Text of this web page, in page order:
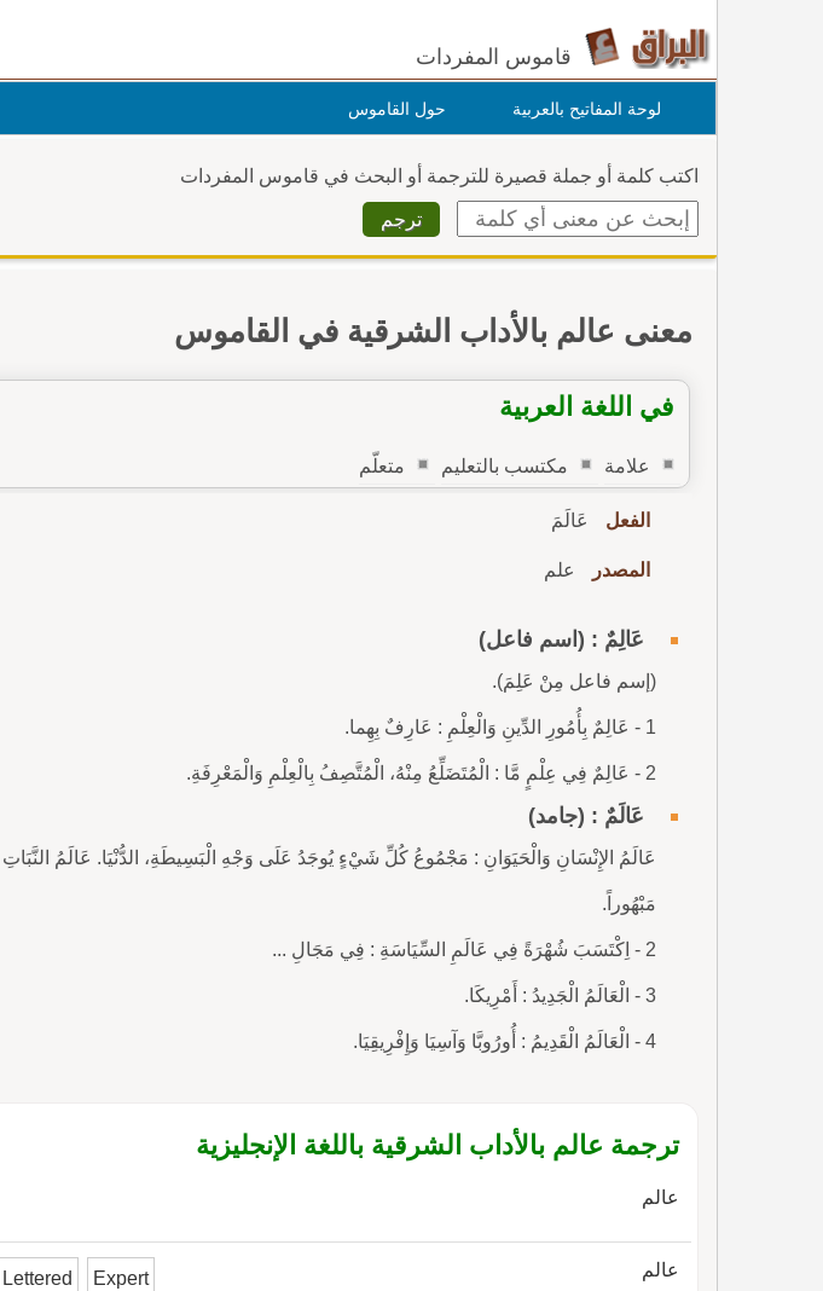
قاموس المفردات
لوحة المفاتيح بالعربية حول القاموس
اكتب كلمة أو جملة قصيرة للترجمة أو البحث في قاموس المفردات
معنى عالم بالأداب الشرقية في القاموس
في اللغة العربية
علامة مكتسب بالتعليم متعلّم
الفعل عَالَمَ
المصدر علم
عَالِمٌ : (اسم فاعل)
(إسم فاعل مِنْ عَلِمَ).
1 - عَالِمٌ بِأُمُورِ الدِّينِ وَالْعِلْمِ : عَارِفٌ بِهِما.
2 - عَالِمٌ فِي عِلْمٍ مَّا : الْمُتَضَلِّعُ مِنْهُ، الْمُتَّصِفُ بِالْعِلْمِ وَالْمَعْرِفَةِ.
عَالَمٌ : (جامد)
عَالَمُ الإِنْسَانِ وَالْحَيَوَانِ : مَجْمُوعُ كُلِّ شَيْءٍ يُوجَدُ عَلَى وَجْهِ الْبَسِيطَةِ، الدُّنْيَا. عَالَمُ النَّبَاتِ
مَبْهُوراً.
2 - اِكْتَسَبَ شُهْرَةً فِي عَالَمِ السِّيَاسَةِ : فِي مَجَالِ ...
3 - الْعَالَمُ الْجَدِيدُ : أَمْرِيكَا.
4 - الْعَالَمُ الْقَدِيمُ : أُورُوبَّا وَآسِيَا وَإِفْرِيقِيَا.
ترجمة عالم بالأداب الشرقية باللغة الإنجليزية
عالم
عالم Lettered Expert